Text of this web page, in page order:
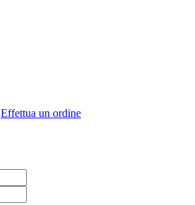
Effettua un ordine